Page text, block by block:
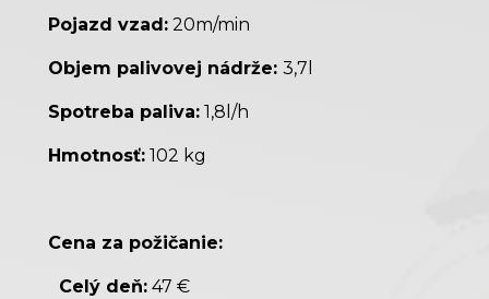
Pojazd vzad: 20m/min
Objem palivovej nádrže: 3,7l
Spotreba paliva: 1,8l/h
Hmotnosť: 102 kg
Cena za požičanie:
Celý deň: 47 €